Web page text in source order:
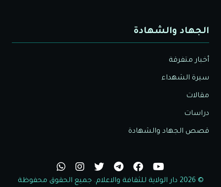
الجهاد والشهادة
أخبار متفرقة
سيرة الشهداء
مقالات
دراسات
قصص الجهاد والشهادة
© 2026 دار الولاية للثقافة والاعلام. جميع الحقوق محفوظة